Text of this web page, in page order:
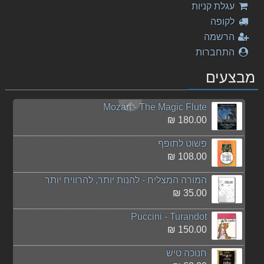
עגלת קניות
לקופה
הרשמה
התחברות
מבצעים
79.00 ₪
Lev Kogan Hassidic Tunes
147.00 ₪
Mozart - The Magic Flute
180.00 ₪
פשוט לתופף
108.00 ₪
המורה המצליח - להנות יותר, להרוויח יותר
35.00 ₪
Puccini - Turandot
150.00 ₪
חנוכה טיש